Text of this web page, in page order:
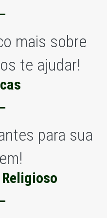
mais sobre
te ajudar!
para sua